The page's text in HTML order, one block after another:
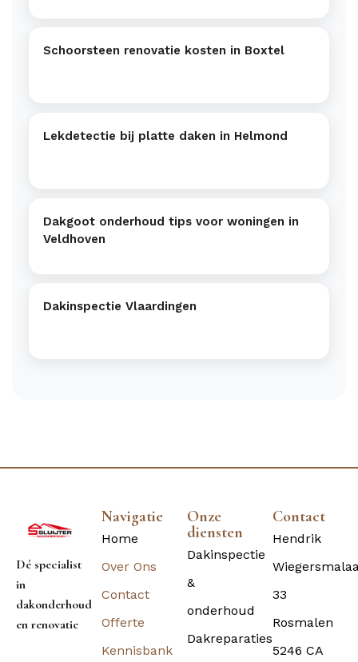
Schoorsteen renovatie kosten in Boxtel
Lekdetectie bij platte daken in Helmond
Dakgoot onderhoud tips voor woningen in
Veldhoven
Dakinspectie Vlaardingen
Dé specialist
in
dakonderhoud
en renovatie
Navigatie
Home
Over Ons
Contact
Offerte
Kennisbank
Onze
diensten
Dakinspectie
&
onderhoud
Dakreparaties
Contact
Hendrik
33
Rosmalen
5246 CA